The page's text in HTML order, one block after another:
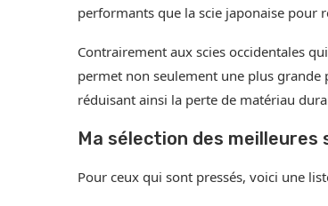
performants que la scie japonaise pour
Contrairement aux scies occidentales
permet non seulement une plus grande
réduisant ainsi la perte de matériau
Ma sélection des meilleures
Pour ceux qui sont pressés, voici une